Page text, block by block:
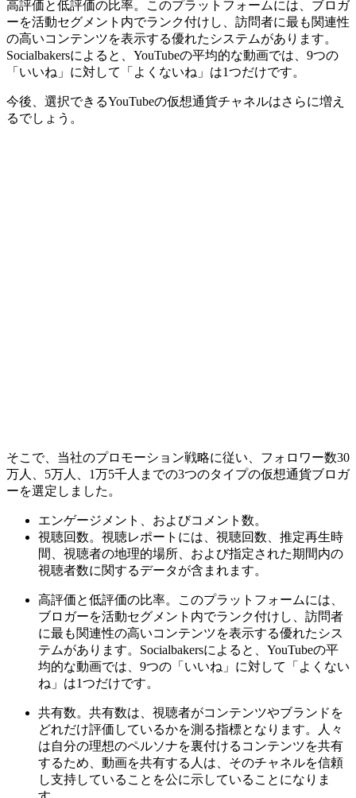
高評価と低評価の比率。このプラットフォームには、ブロガ
ーを活動セグメント内でランク付けし、訪問者に最も関連性
の高いコンテンツを表示する優れたシステムがあります。
Socialbakersによると、YouTubeの平均的な動画では、9つの
「いいね」に対して「よくないね」は1つだけです。
今後、選択できるYouTubeの仮想通貨チャネルはさらに増え
るでしょう。
そこで、当社のプロモーション戦略に従い、フォロワー数30
万人、5万人、1万5千人までの3つのタイプの仮想通貨ブロガ
ーを選定しました。
エンゲージメント、およびコメント数。
視聴回数。視聴レポートには、視聴回数、推定再生時
間、視聴者の地理的場所、および指定された期間内の
視聴者数に関するデータが含まれます。
高評価と低評価の比率。このプラットフォームには、
ブロガーを活動セグメント内でランク付けし、訪問者
に最も関連性の高いコンテンツを表示する優れたシス
テムがあります。Socialbakersによると、YouTubeの平
均的な動画では、9つの「いいね」に対して「よくない
ね」は1つだけです。
共有数。共有数は、視聴者がコンテンツやブランドを
どれだけ評価しているかを測る指標となります。人々
は自分の理想のペルソナを裏付けるコンテンツを共有
するため、動画を共有する人は、そのチャネルを信頼
し支持していることを公に示していることになりま